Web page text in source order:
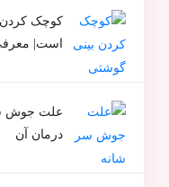
کوچک
است|
علت جوش
درمان آن